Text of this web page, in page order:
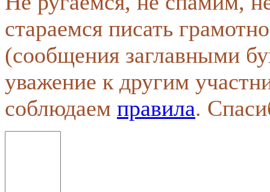
стараемся писать
(сообщения заглавными
уважение к другим
соблюдаем правила.